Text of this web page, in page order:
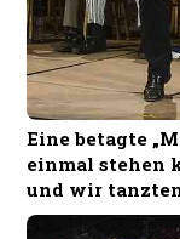
Eine betagte
einmal stehen
und wir